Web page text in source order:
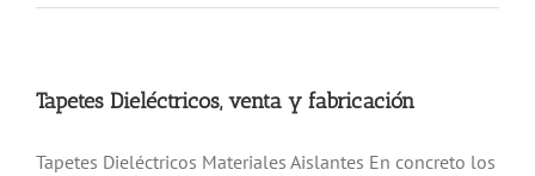
Tapetes Dieléctricos, venta y fabricación
Tapetes Dieléctricos Materiales Aislantes En concreto los